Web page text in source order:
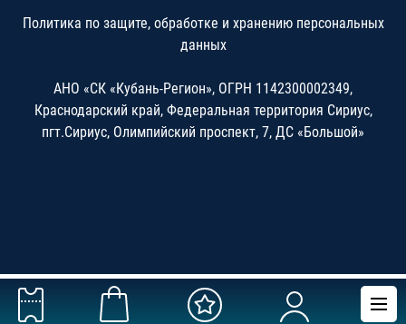
Политика по защите, обработке и хранению персональных
данных
АНО «СК «Кубань-Регион», ОГРН 1142300002349,
Краснодарский край, Федеральная территория Сириус,
пгт.Сириус, Олимпийский проспект, 7, ДС «Большой»